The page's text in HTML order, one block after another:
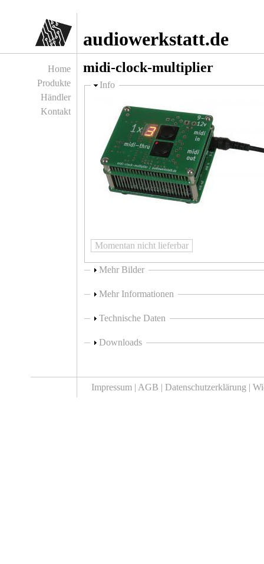
audiowerkstatt.de
midi-clock-multiplier
Ausblenden
Info
Anzeigen
Mehr Bilder
Anzeigen
Mehr Informationen
Anzeigen
Technische Daten
Anzeigen
Downloads
Impressum | AGB | Datenschutzerklärung |
Home
Produkte
Händler
Kontakt